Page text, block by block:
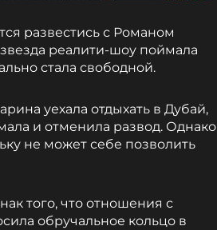
развестись с Романом
звезда реалити-шоу поймала
стала свободной.
уехала отдыхать в Дубай,
и отменила развод. Однако
не может себе позволить
того, что отношения с
обручальное кольцо в